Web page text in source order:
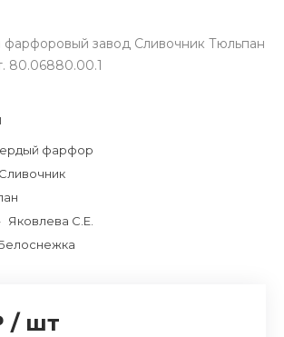
фарфоровый завод Сливочник Тюльпан
80.06880.00.1
фарфор
Сливочник
Яковлева С.Е.
/ шт